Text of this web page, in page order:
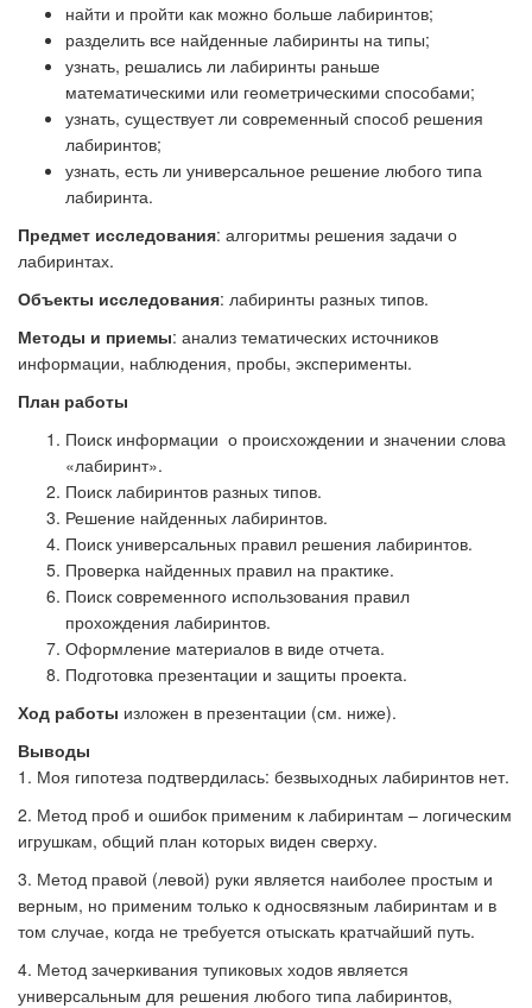
найти и пройти как можно больше лабиринтов;
разделить все найденные лабиринты на типы;
узнать, решались ли лабиринты раньше
математическими или геометрическими способами;
узнать, существует ли современный способ решения
лабиринтов;
узнать, есть ли универсальное решение любого типа
лабиринта.
Предмет исследования: алгоритмы решения задачи о
лабиринтах.
Объекты исследования: лабиринты разных типов.
Методы и приемы: анализ тематических источников
информации, наблюдения, пробы, эксперименты.
План работы
Поиск информации о происхождении и значении слова
«лабиринт».
Поиск лабиринтов разных типов.
Решение найденных лабиринтов.
Поиск универсальных правил решения лабиринтов.
Проверка найденных правил на практике.
Поиск современного использования правил
прохождения лабиринтов.
Оформление материалов в виде отчета.
Подготовка презентации и защиты проекта.
Ход работы изложен в презентации (см. ниже).
Выводы
1. Моя гипотеза подтвердилась: безвыходных лабиринтов нет.
2. Метод проб и ошибок применим к лабиринтам – логическим
игрушкам, общий план которых виден сверху.
3. Метод правой (левой) руки является наиболее простым и
верным, но применим только к односвязным лабиринтам и в
том случае, когда не требуется отыскать кратчайший путь.
4. Метод зачеркивания тупиковых ходов является
универсальным для решения любого типа лабиринтов,